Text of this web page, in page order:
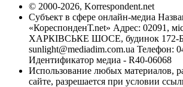
© 2000-2026, Korrespondent.net
Субъект в сфере онлайн-медиа
«КореспонденТ.net» Адрес: 02091,
ХАРКІВСЬКЕ ШОСЕ, будинок 172-Б,
sunlight@mediadim.com.ua Телефон:
Идентификатор медиа - R40-06068
Использование любых материалов,
сайте, разрешается при условии